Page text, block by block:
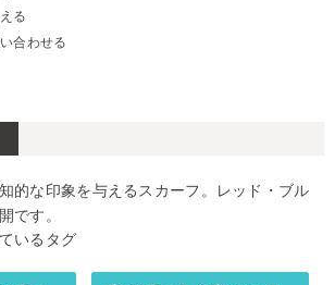
る
合わせる
的な印象を与えるスカーフ。レッド・ブル
です。
いるタグ